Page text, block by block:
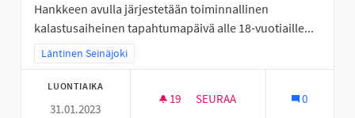
Hankkeen avulla järjestetään toiminnallinen
kalastusaiheinen tapahtumapäivä alle 18-vuotiaille...
Rajaa tulokset teeman mukaan: Läntinen Seinäjoki
Läntinen Seinäjoki
LUONTIAIKA
31.01.2023
19 19 SEURAAJAA
SEURAA 0